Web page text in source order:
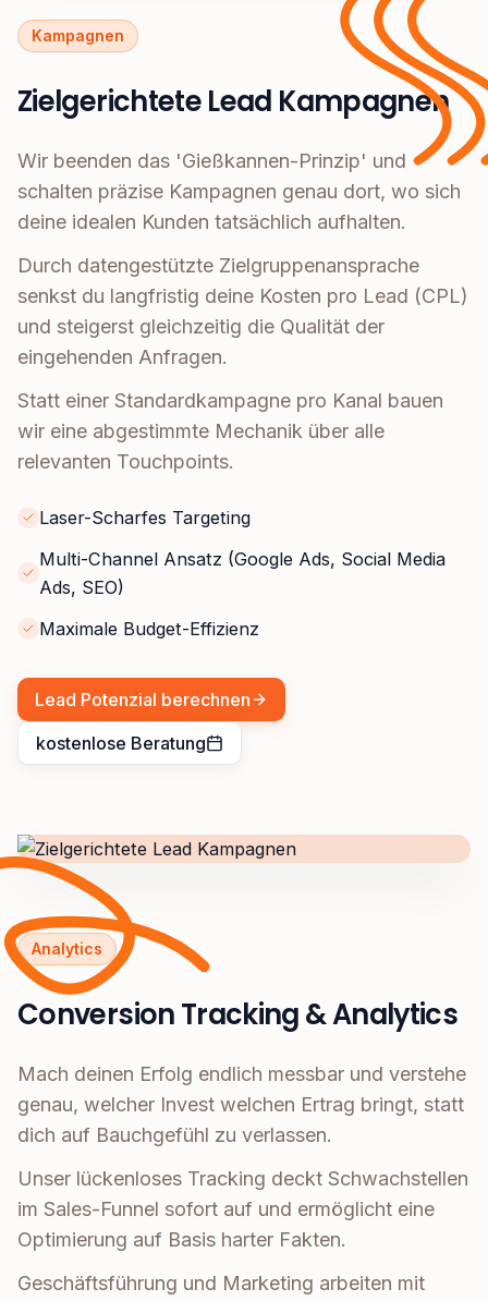
Kampagnen
Zielgerichtete Lead Kampagnen
Wir beenden das 'Gießkannen-Prinzip' und
schalten präzise Kampagnen genau dort, wo sich
deine idealen Kunden tatsächlich aufhalten.
Durch datengestützte Zielgruppenansprache
senkst du langfristig deine Kosten pro Lead (CPL)
und steigerst gleichzeitig die Qualität der
eingehenden Anfragen.
Statt einer Standardkampagne pro Kanal bauen
wir eine abgestimmte Mechanik über alle
relevanten Touchpoints.
Laser-Scharfes Targeting
Multi-Channel Ansatz (Google Ads, Social Media
Ads, SEO)
Maximale Budget-Effizienz
Lead Potenzial berechnen
kostenlose Beratung
Analytics
Conversion Tracking & Analytics
Mach deinen Erfolg endlich messbar und verstehe
genau, welcher Invest welchen Ertrag bringt, statt
dich auf Bauchgefühl zu verlassen.
Unser lückenloses Tracking deckt Schwachstellen
im Sales-Funnel sofort auf und ermöglicht eine
Optimierung auf Basis harter Fakten.
Geschäftsführung und Marketing arbeiten mit